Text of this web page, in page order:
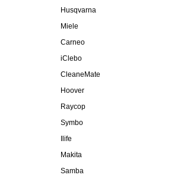
Husqvarna
Miele
Carneo
iClebo
CleaneMate
Hoover
Raycop
Symbo
Ilife
Makita
Samba